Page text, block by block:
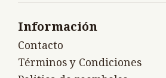
Información
Contacto
Términos y Condiciones